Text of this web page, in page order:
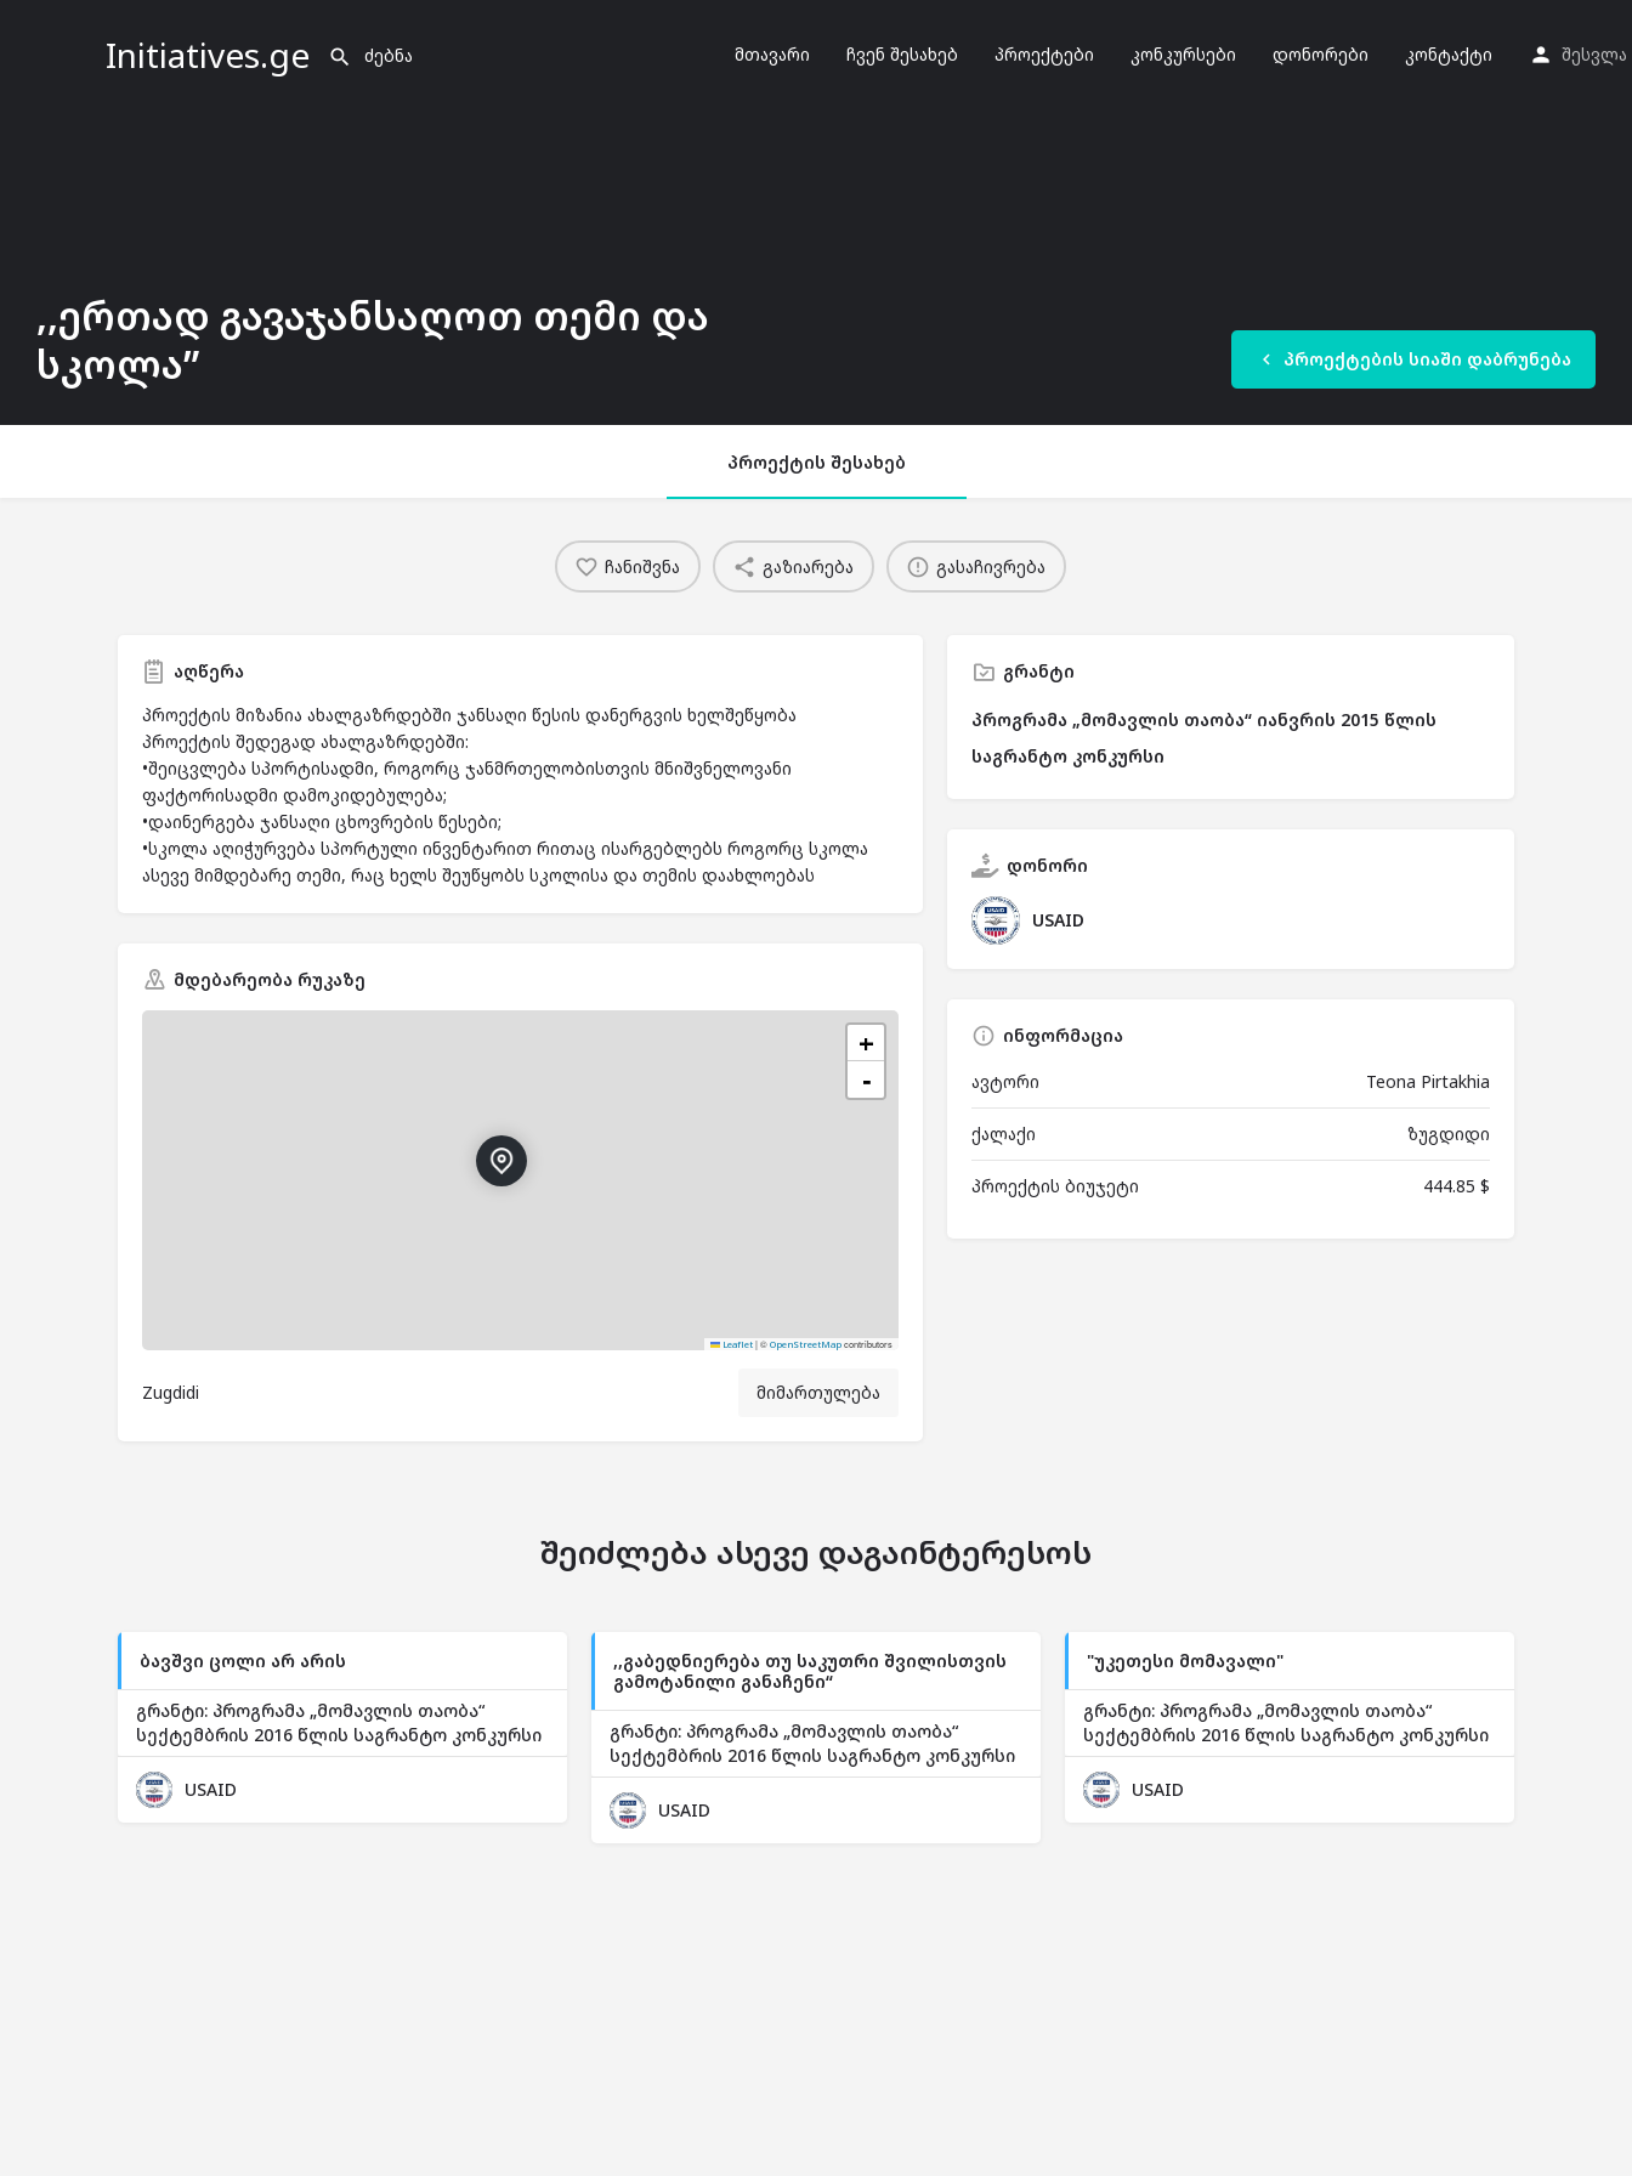
Initiatives.ge მთავარი ჩვენ შესახებ პროექტები კონკურსები დონორები კონტაქტი შესვლა
,,ერთად გავაჯანსაღოთ თემი და
სკოლა”
პროექტების სიაში დაბრუნება
პროექტის შესახებ
ჩანიშვნა გაზიარება გასაჩივრება
აღწერა
პროექტის მიზანია ახალგაზრდებში ჯანსაღი წესის დანერგვის ხელშეწყობა
პროექტის შედეგად ახალგაზრდებში:
•შეიცვლება სპორტისადმი, როგორც ჯანმრთელობისთვის მნიშვნელოვანი
ფაქტორისადმი დამოკიდებულება;
•დაინერგება ჯანსაღი ცხოვრების წესები;
•სკოლა აღიჭურვება სპორტული ინვენტარით რითაც ისარგებლებს როგორც სკოლა
ასევე მიმდებარე თემი, რაც ხელს შეუწყობს სკოლისა და თემის დაახლოებას
მდებარეობა რუკაზე
+
−
Leaflet |© OpenStreetMapcontributors
Zugdidi მიმართულება
გრანტი
პროგრამა „მომავლის თაობა“ იანვრის 2015 წლის
საგრანტო კონკურსი
დონორი
USAID
ინფორმაცია
ავტორი
Teona Pirtakhia
ქალაქი ზუგდიდი
პროექტის ბიუჯეტი 444.85 $
შეიძლება ასევე დაგაინტერესოს
ბავშვი ცოლი არ არის
გრანტი: პროგრამა „მომავლის თაობა“
სექტემბრის 2016 წლის საგრანტო კონკურსი
USAID
,,გაბედნიერება თუ საკუთრი შვილისთვის
გამოტანილი განაჩენი“
გრანტი: პროგრამა „მომავლის თაობა“
სექტემბრის 2016 წლის საგრანტო კონკურსი
USAID
"უკეთესი მომავალი"
გრანტი: პროგრამა „მომავლის თაობა“
სექტემბრის 2016 წლის საგრანტო კონკურსი
USAID